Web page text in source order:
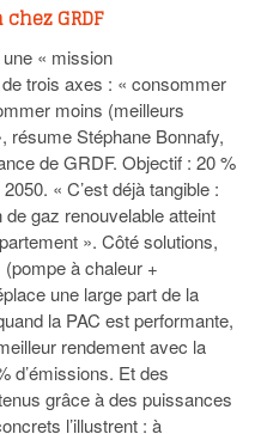
GRDF
« mission
trois axes : « consommer
moins (meilleurs
résume Stéphane Bonnafy,
de GRDF. Objectif : 20 %
« C’est déjà tangible :
gaz renouvelable atteint
». Côté solutions,
à chaleur +
une large part de la
la PAC est performante,
rendement avec la
d’émissions. Et des
grâce à des puissances
l’illustrent : à